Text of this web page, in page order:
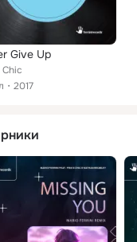
Give Up
Chic
2017